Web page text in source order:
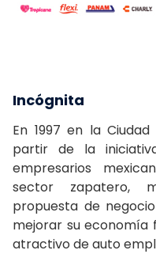
Incógnita
En 1997 en la
partir de la
empresarios
sector zapatero,
propuesta de
mejorar su economía
atractivo de auto